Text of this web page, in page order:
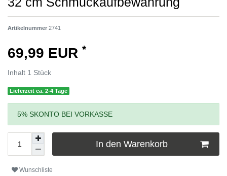
Artikelnummer 2741
69,99 EUR *
Inhalt 1 Stück
Lieferzeit ca. 2-4 Tage
5% SKONTO BEI VORKASSE
In den Warenkorb
Wunschliste